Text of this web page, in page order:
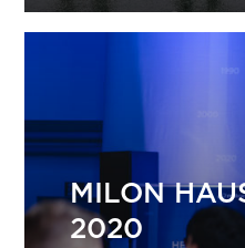
MILON
2020